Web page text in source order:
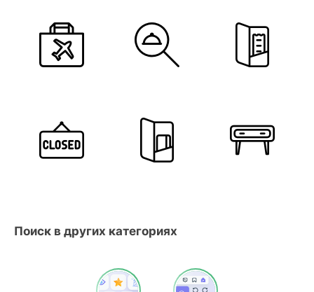
Поиск в других категориях